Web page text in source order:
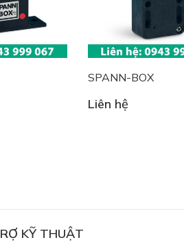
SPANN-BOX
Liên hệ
KỸ THUẬT